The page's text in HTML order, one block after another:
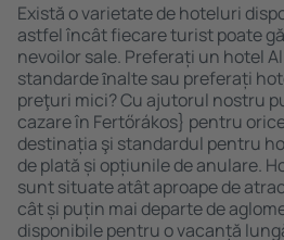
Există o varietate de hoteluri
astfel încât fiecare turist poate
nevoilor sale. Preferați un hotel
standarde ȋnalte sau preferați
preţuri mici? Cu ajutorul nostru
cazare în Fertőrákos} pentru
destinația şi standardul pentru
de plată și opțiunile de anulare.
sunt situate atât aproape de
cât și puțin mai departe de
disponibile pentru o vacanță